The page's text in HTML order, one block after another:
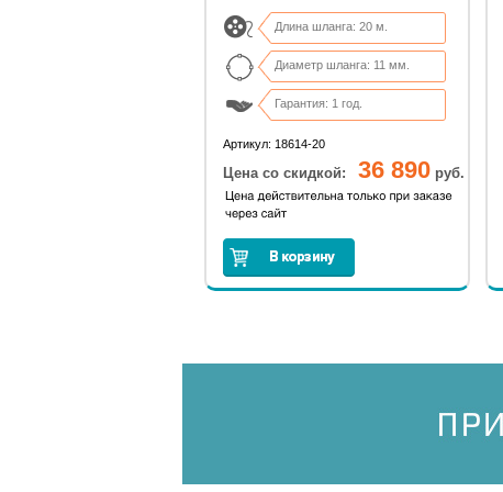
Длина шланга: 20 м.
Диаметр шланга: 11 мм.
Гарантия: 1 год.
Вес, нетто: 9,3 кг
Артикул: 18614-20
Цена со скидкой: 36 890 руб.